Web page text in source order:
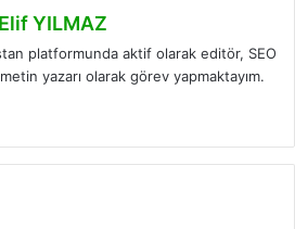
Elif YILMAZ
platformunda aktif olarak editör, SEO
yazarı olarak görev yapmaktayım.